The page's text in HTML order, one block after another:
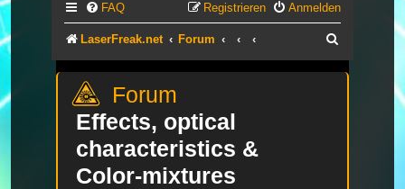
FAQ Anmelden
Registrieren
LaserFreak.net Forum
Effects, optical
characteristics &
Color-mixtures